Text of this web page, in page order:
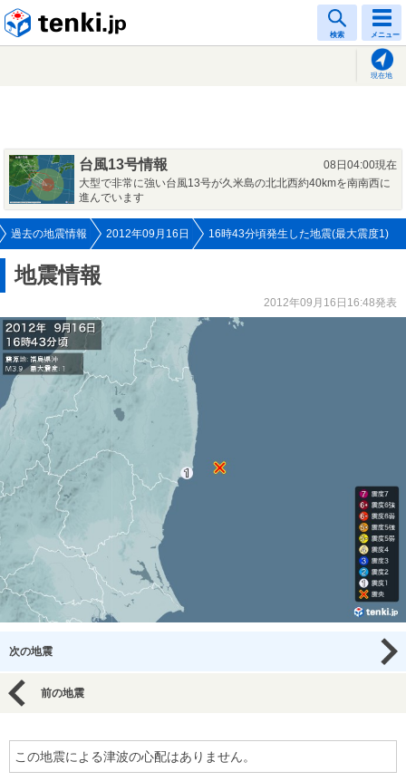
検索 メニュー
現在地
台風13号情報
08日04:00現在
大型で非常に強い台風13号が久米島の北北西約40kmを南南西に
進んでいます
過去の地震情報 2012年09月16日 16時43分頃発生した地震(最大震度1)
地震情報
2012年09月16日16:48発表
次の地震
前の地震
この地震による津波の心配はありません。